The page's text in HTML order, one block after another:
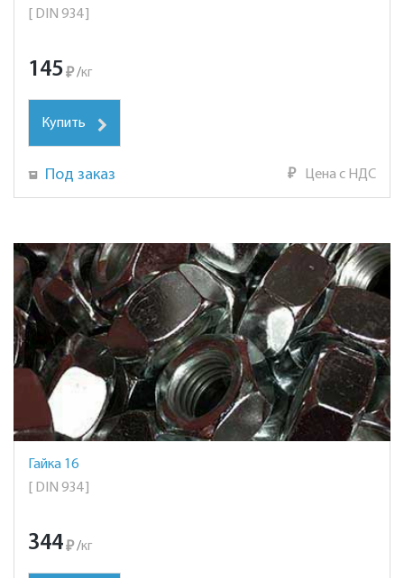
[ DIN 934 ]
145₽ /кг
Купить
Под заказ ₽ Цена с НДС
Гайка 16
[ DIN 934 ]
344₽ /кг